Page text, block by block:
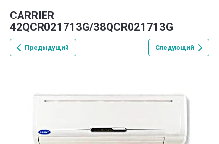
CARRIER
42QCR021713G/38QCR021713G
Предыдущий Следующий